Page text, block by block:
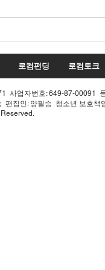
수
로컴펀딩 로컴토크
사업자번호: 649-87-00091
편집인: 양필승 청소년 보호